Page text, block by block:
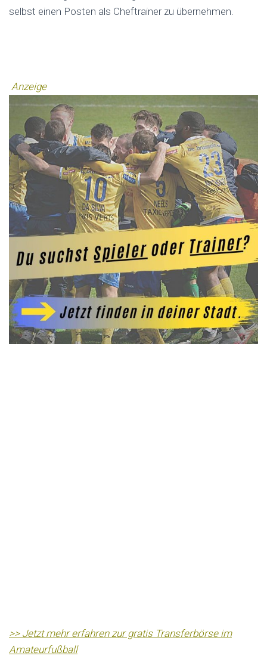
selbst einen Posten als Cheftrainer zu übernehmen.
Anzeige
>> Jetzt mehr erfahren zur gratis Transferbörse im
Amateurfußball